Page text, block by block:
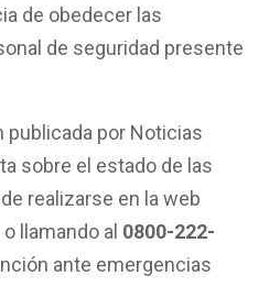
de obedecer las
de seguridad presente
publicada por Noticias
sobre el estado de las
realizarse en la web
llamando al 0800-222-
ante emergencias